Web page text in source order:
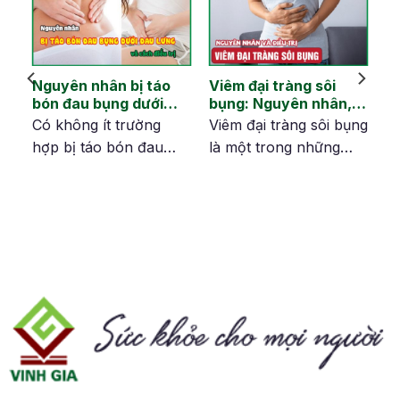
Nguyên nhân bị táo
bón đau bụng dưới
đau lưng và cách
khắc phục
Có không ít trường
hợp bị táo bón đau
Viêm đại tràng sôi
bụng: Nguyên nhân,
dấu hiệu và cải thiện
Viêm đại tràng sôi bụng
là một trong những
bón, và đặc biệt là sôi
bụng, gây ảnh hưởng
đến cuộc sống hàng